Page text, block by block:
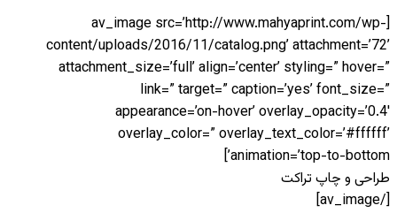
[av_image src=’http://www.mahyaprint.com/wp-
content/uploads/2016/11/catalog.png’ attachment=’72’
attachment_size=’full’ align=’center’ styling=” hover=”
link=” target=” caption=’yes’ font_size=”
appearance=’on-hover’ overlay_opacity=’0.4′
overlay_color=” overlay_text_color=’#ffffff’
animation=’top-to-bottom’]
طراحی و چاپ تراکت
[/av_image]